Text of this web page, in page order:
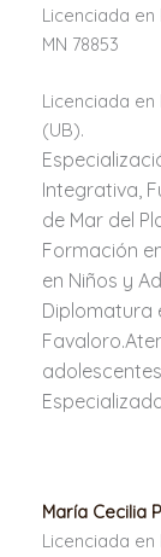
Licenciada
MN 78853
Licenciada
(UB).
Integrativa,
de Mar del
Formación
en Niños y
Diplomatura
Favaloro.
María Cecilia
Licenciada